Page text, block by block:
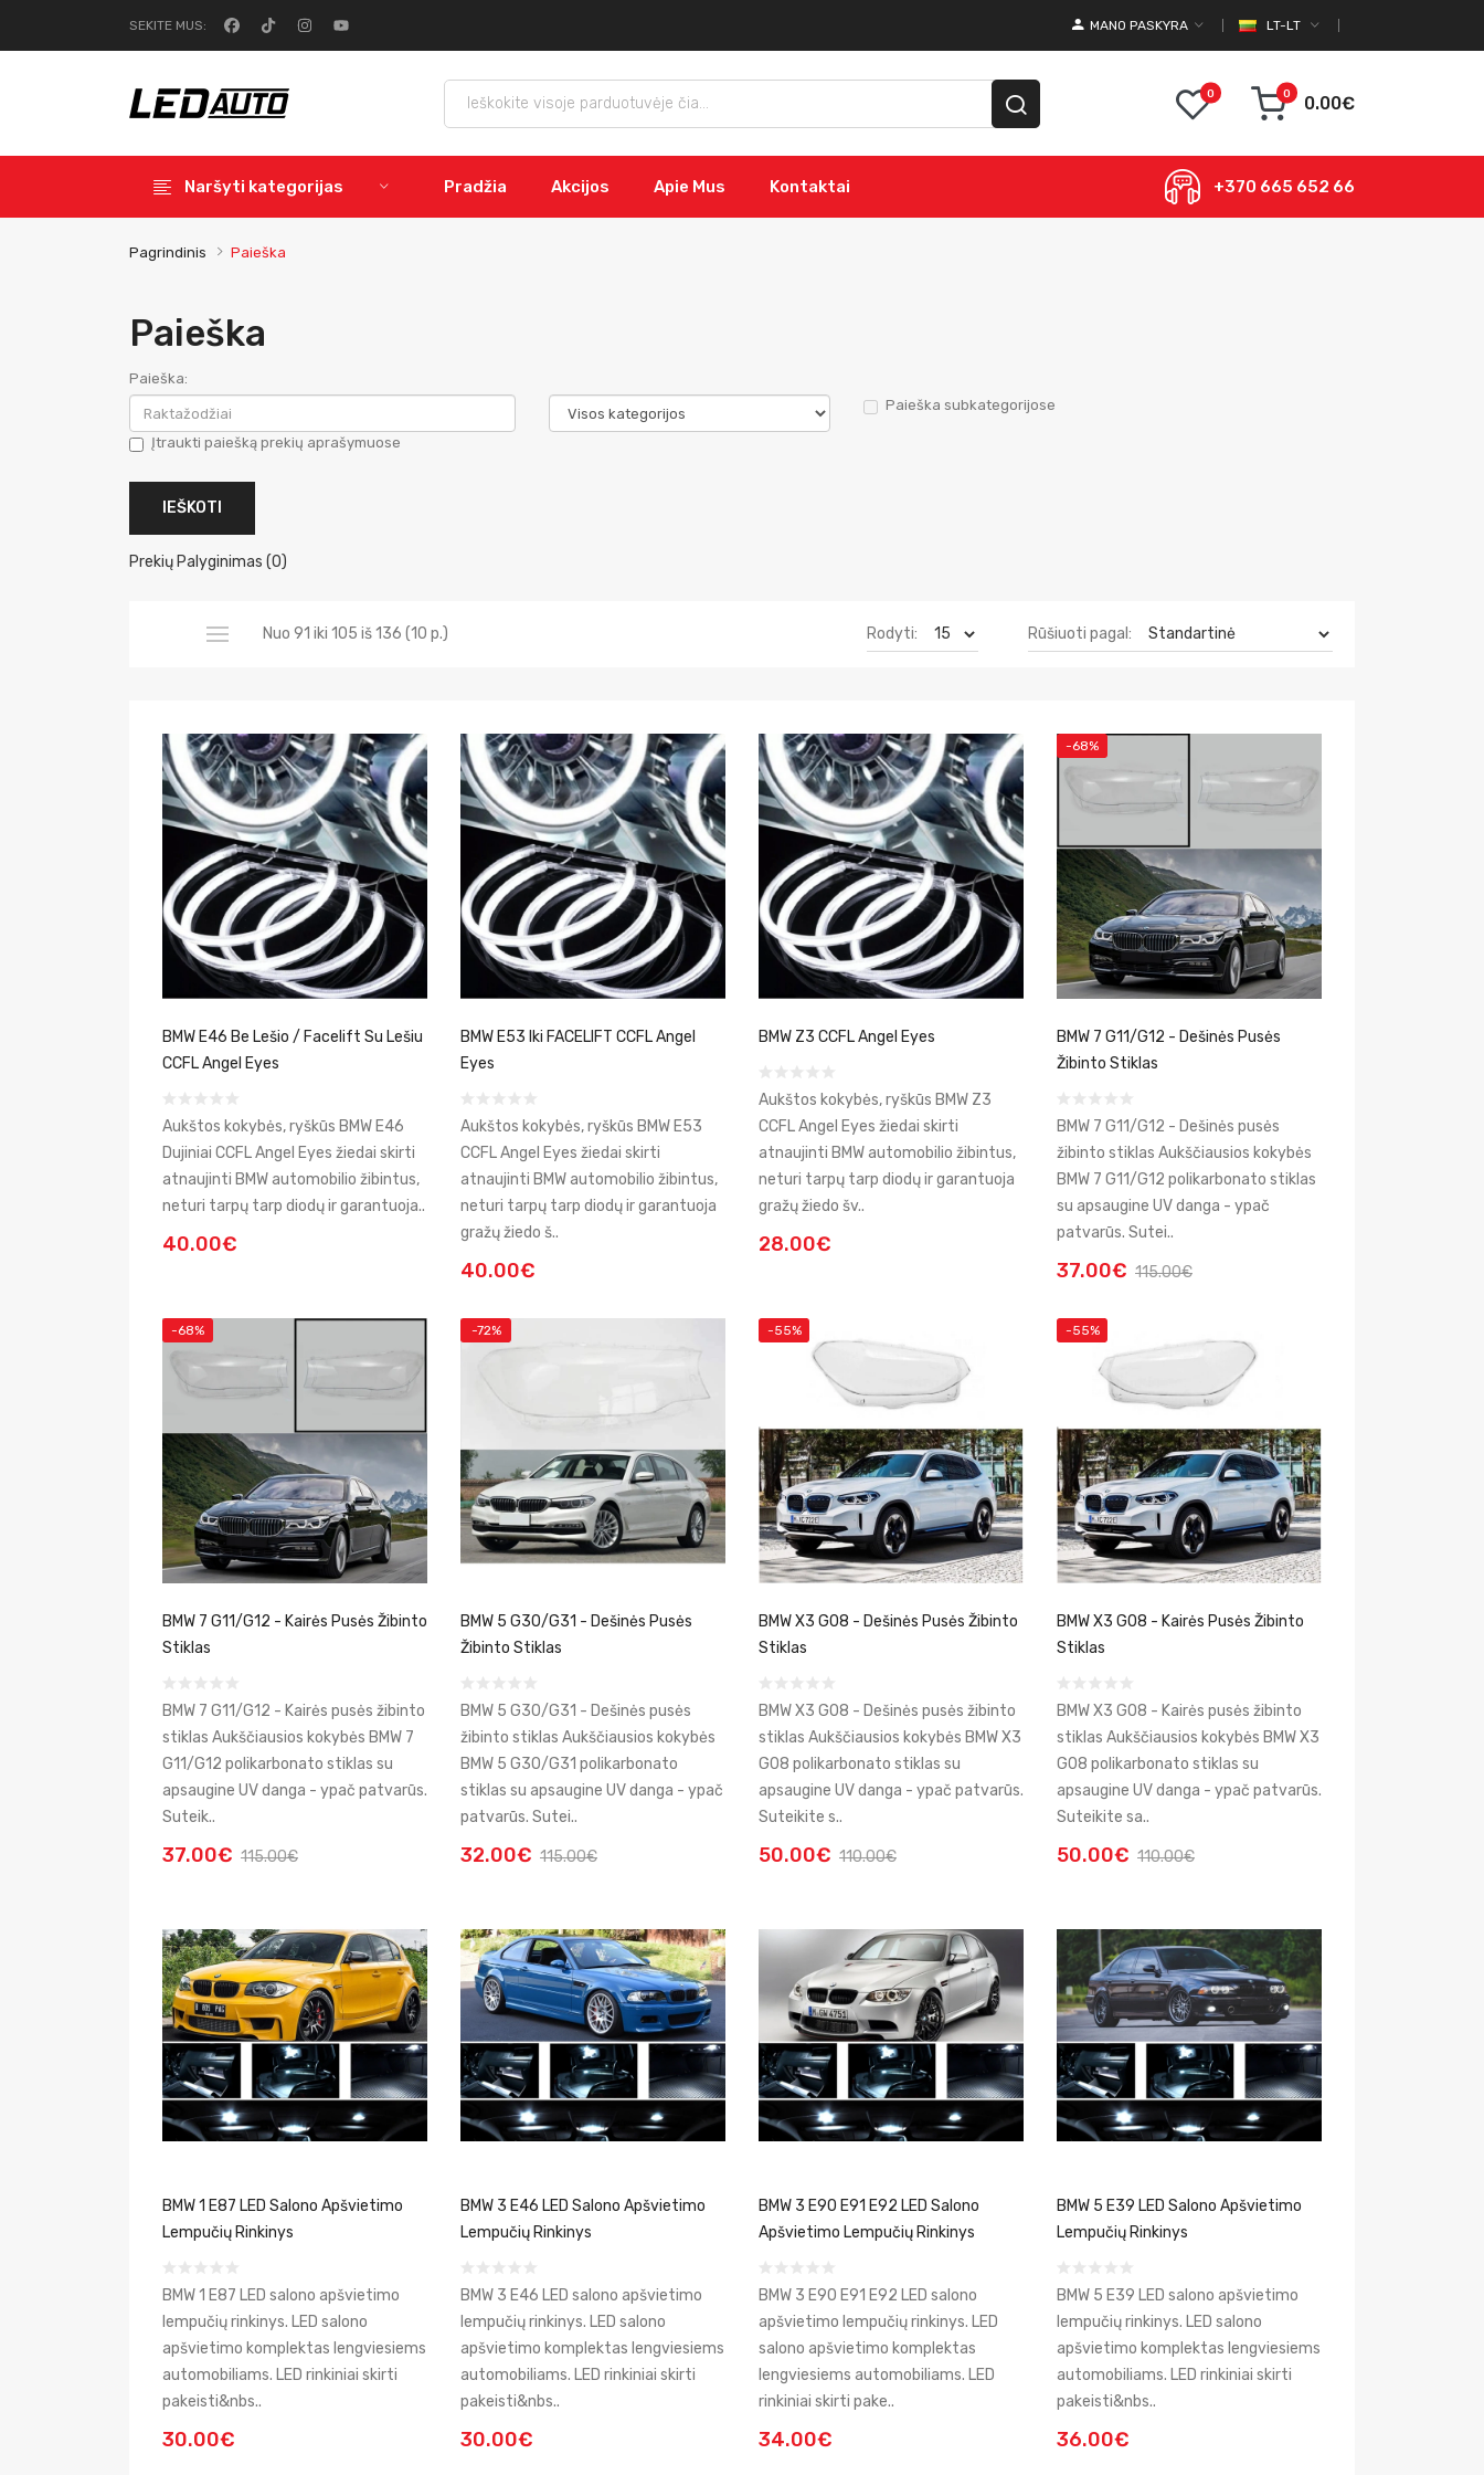
SEKITE MUS: LT-LT
MANO PASKYRA
0 0 0.00€
Naršyti kategorijas Pradžia Akcijos Apie Mus Kontaktai +370 665 652 66
Pagrindinis Paieška
Paieška
Paieška:
Paieška subkategorijose
Įtraukti paiešką prekių aprašymuose
Prekių Palyginimas (0)
Nuo 91 iki 105 iš 136 (10 p.) Rūšiuoti pagal:
Rodyti:
BMW E46 Be Lešio / Facelift Su Lešiu
CCFL Angel Eyes
Aukštos kokybės, ryškūs BMW E46
Dujiniai CCFL Angel Eyes žiedai skirti
atnaujinti BMW automobilio žibintus,
neturi tarpų tarp diodų ir garantuoja..
40.00€
BMW E53 Iki FACELIFT CCFL Angel
Eyes
Aukštos kokybės, ryškūs BMW E53
CCFL Angel Eyes žiedai skirti
atnaujinti BMW automobilio žibintus,
neturi tarpų tarp diodų ir garantuoja
gražų žiedo š..
40.00€
BMW Z3 CCFL Angel Eyes
Aukštos kokybės, ryškūs BMW Z3
CCFL Angel Eyes žiedai skirti
atnaujinti BMW automobilio žibintus,
neturi tarpų tarp diodų ir garantuoja
gražų žiedo šv..
28.00€
-68%
BMW 7 G11/G12 - Dešinės Pusės
Žibinto Stiklas
BMW 7 G11/G12 - Dešinės pusės
žibinto stiklas Aukščiausios kokybės
BMW 7 G11/G12 polikarbonato stiklas
su apsaugine UV danga - ypač
patvarūs. Sutei..
37.00€ 115.00€
-68%
BMW 7 G11/G12 - Kairės Pusės Žibinto
Stiklas
BMW 7 G11/G12 - Kairės pusės žibinto
stiklas Aukščiausios kokybės BMW 7
G11/G12 polikarbonato stiklas su
apsaugine UV danga - ypač patvarūs.
Suteik..
37.00€ 115.00€
-72%
BMW 5 G30/G31 - Dešinės Pusės
Žibinto Stiklas
BMW 5 G30/G31 - Dešinės pusės
žibinto stiklas Aukščiausios kokybės
BMW 5 G30/G31 polikarbonato
stiklas su apsaugine UV danga - ypač
patvarūs. Sutei..
32.00€ 115.00€
-55%
BMW X3 G08 - Dešinės Pusės Žibinto
Stiklas
BMW X3 G08 - Dešinės pusės žibinto
stiklas Aukščiausios kokybės BMW X3
G08 polikarbonato stiklas su
apsaugine UV danga - ypač patvarūs.
Suteikite s..
50.00€ 110.00€
-55%
BMW X3 G08 - Kairės Pusės Žibinto
Stiklas
BMW X3 G08 - Kairės pusės žibinto
stiklas Aukščiausios kokybės BMW X3
G08 polikarbonato stiklas su
apsaugine UV danga - ypač patvarūs.
Suteikite sa..
50.00€ 110.00€
BMW 1 E87 LED Salono Apšvietimo
Lempučių Rinkinys
BMW 1 E87 LED salono apšvietimo
lempučių rinkinys. LED salono
apšvietimo komplektas lengviesiems
automobiliams. LED rinkiniai skirti
pakeisti&nbs..
30.00€
BMW 3 E46 LED Salono Apšvietimo
Lempučių Rinkinys
BMW 3 E46 LED salono apšvietimo
lempučių rinkinys. LED salono
apšvietimo komplektas lengviesiems
automobiliams. LED rinkiniai skirti
pakeisti&nbs..
30.00€
BMW 3 E90 E91 E92 LED Salono
Apšvietimo Lempučių Rinkinys
BMW 3 E90 E91 E92 LED salono
apšvietimo lempučių rinkinys. LED
salono apšvietimo komplektas
lengviesiems automobiliams. LED
rinkiniai skirti pake..
34.00€
BMW 5 E39 LED Salono Apšvietimo
Lempučių Rinkinys
BMW 5 E39 LED salono apšvietimo
lempučių rinkinys. LED salono
apšvietimo komplektas lengviesiems
automobiliams. LED rinkiniai skirti
pakeisti&nbs..
36.00€